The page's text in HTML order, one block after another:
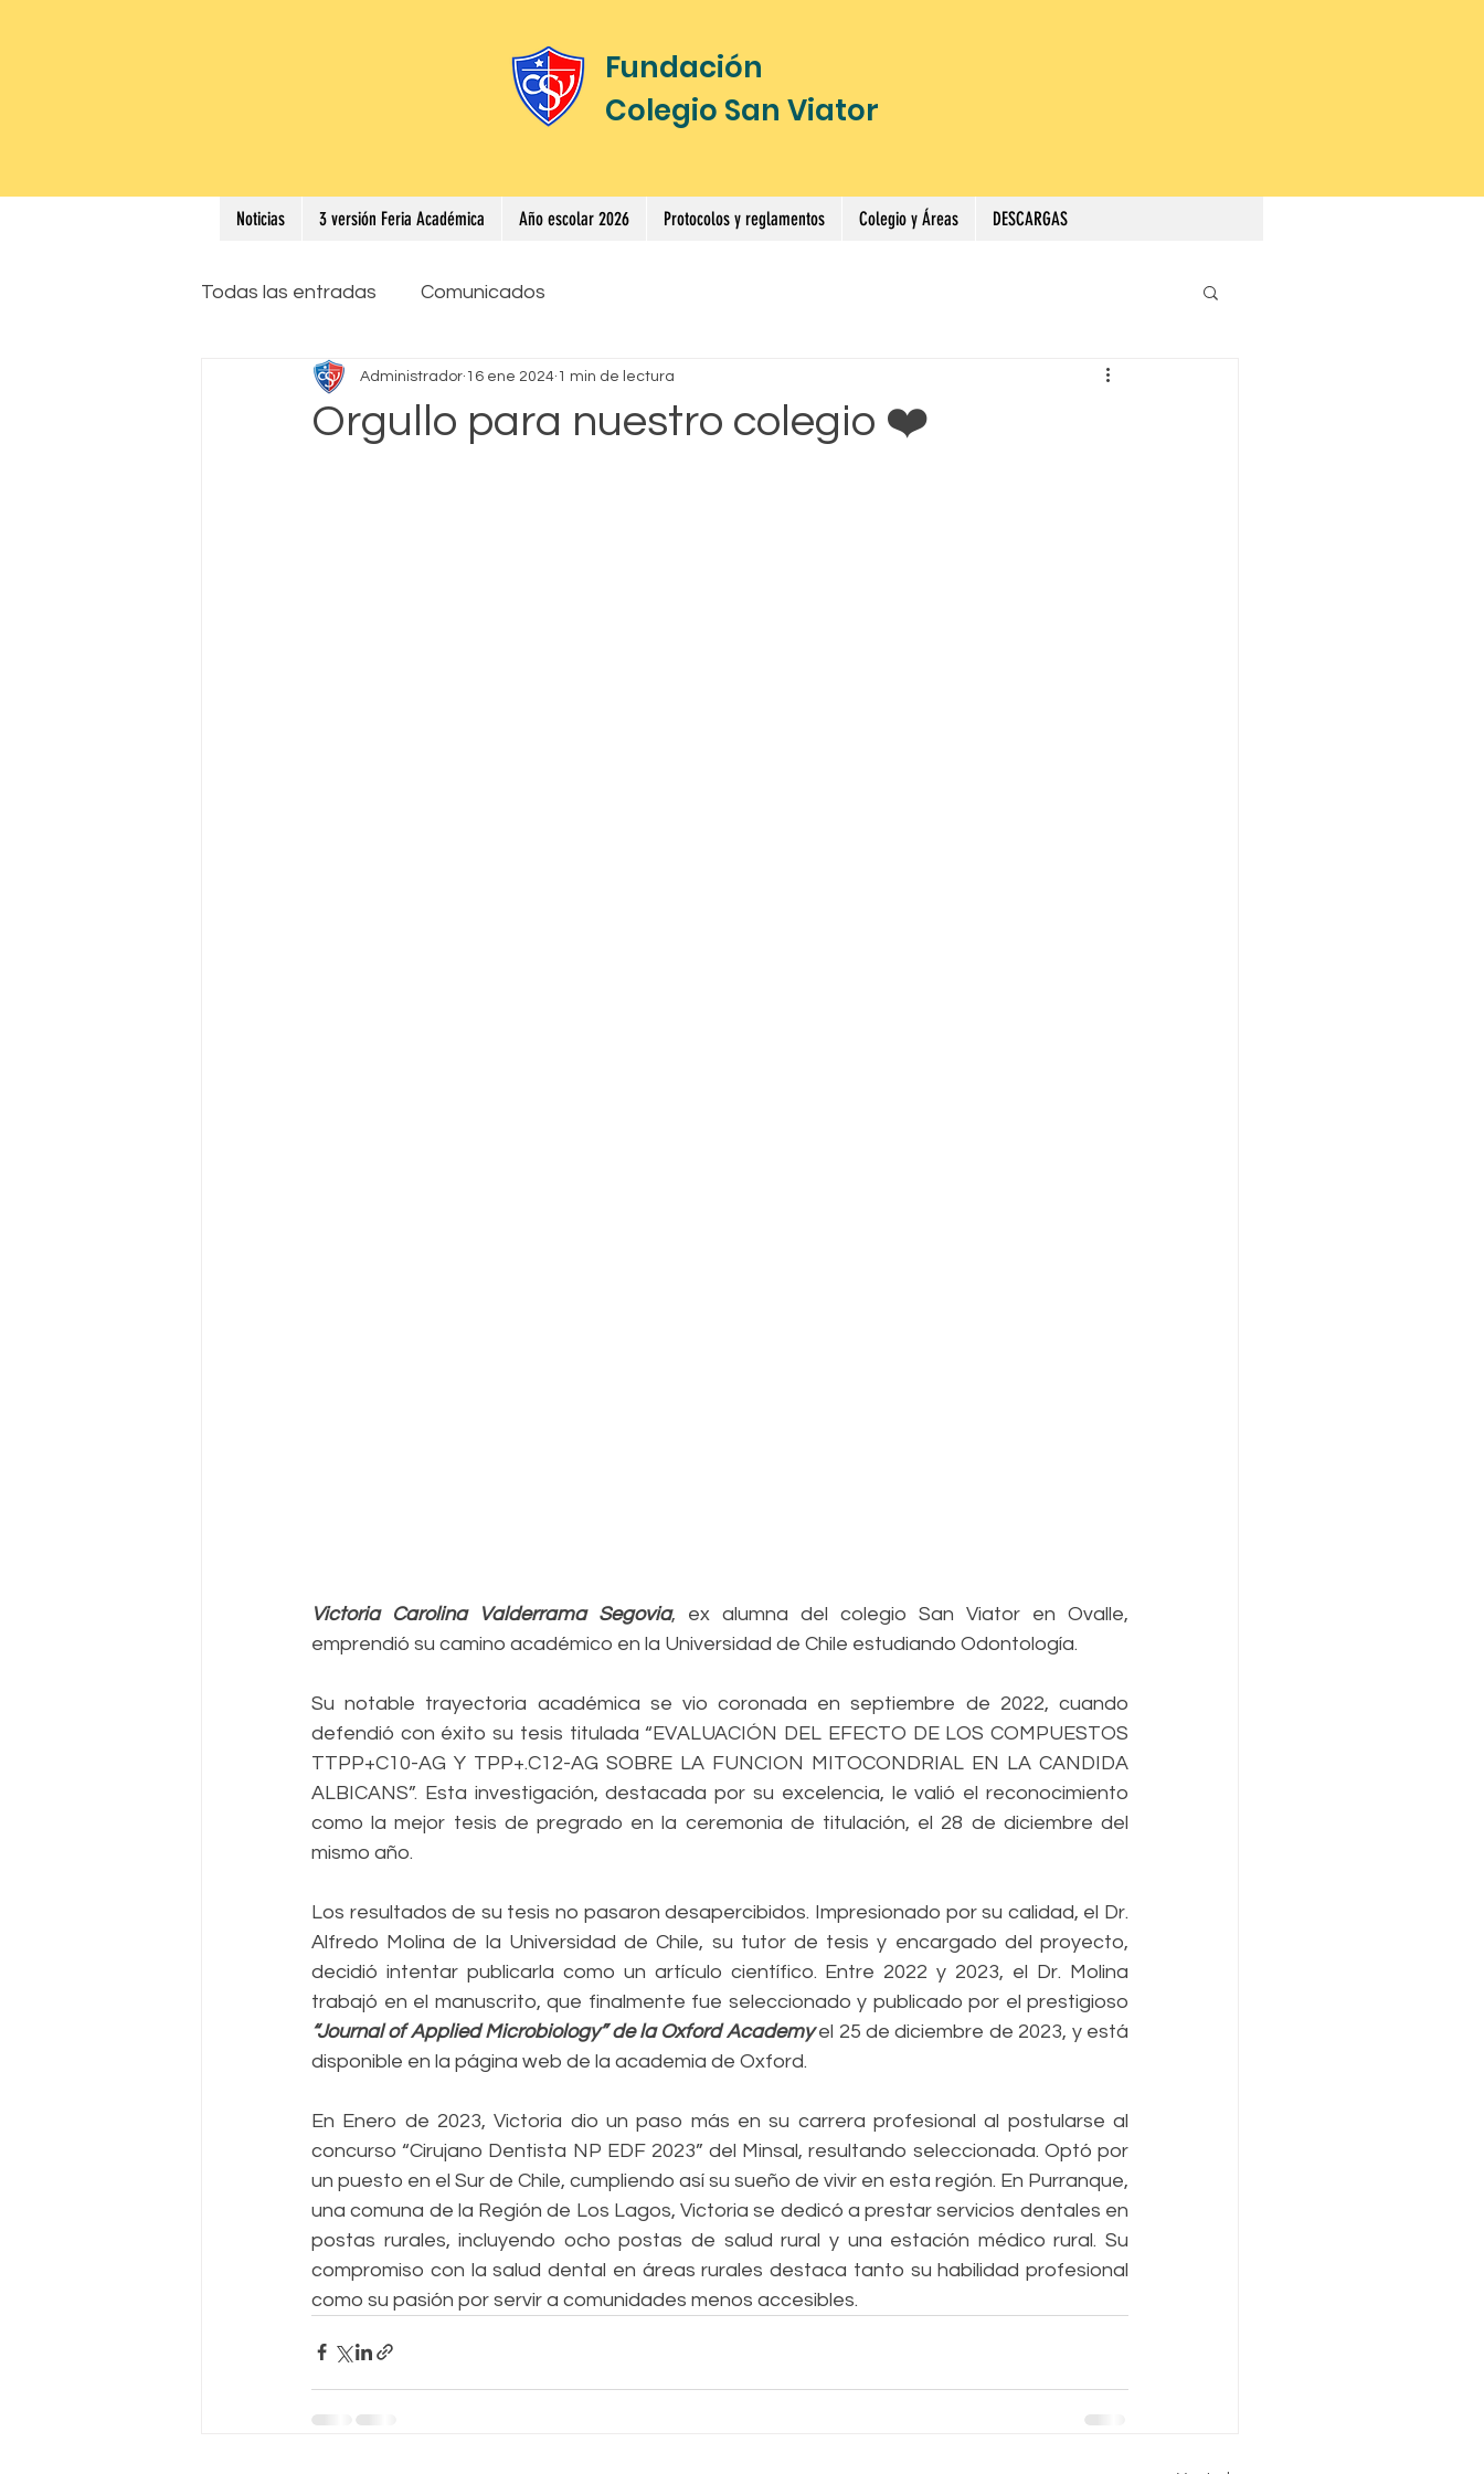
Fundación
Colegio San Viator
Noticias 3 versión Feria Académica Año escolar 2026 Protocolos y reglamentos Colegio y Áreas DESCARGAS
Todas las entradas Comunicados
Orgullo para nuestro colegio ❤️
Administrador 16 ene 2024 1 min de lectura
Victoria Carolina Valderrama Segovia, ex alumna del colegio San Viator en Ovalle,
emprendió su camino académico en la Universidad de Chile estudiando Odontología.
Su notable trayectoria académica se vio coronada en septiembre de 2022, cuando
defendió con éxito su tesis titulada “EVALUACIÓN DEL EFECTO DE LOS COMPUESTOS
TTPP+C10-AG Y TPP+.C12-AG SOBRE LA FUNCION MITOCONDRIAL EN LA CANDIDA
ALBICANS”. Esta investigación, destacada por su excelencia, le valió el reconocimiento
como la mejor tesis de pregrado en la ceremonia de titulación, el 28 de diciembre del
mismo año.
Los resultados de su tesis no pasaron desapercibidos. Impresionado por su calidad, el Dr.
Alfredo Molina de la Universidad de Chile, su tutor de tesis y encargado del proyecto,
decidió intentar publicarla como un artículo científico. Entre 2022 y 2023, el Dr. Molina
“Journal of Applied Microbiology” de la Oxford Academy el 25 de diciembre de 2023, y está
disponible en la página web de la academia de Oxford.
En Enero de 2023, Victoria dio un paso más en su carrera profesional al postularse al
concurso “Cirujano Dentista NP EDF 2023” del Minsal, resultando seleccionada. Optó por
un puesto en el Sur de Chile, cumpliendo así su sueño de vivir en esta región. En Purranque,
una comuna de la Región de Los Lagos, Victoria se dedicó a prestar servicios dentales en
postas rurales, incluyendo ocho postas de salud rural y una estación médico rural. Su
compromiso con la salud dental en áreas rurales destaca tanto su habilidad profesional
como su pasión por servir a comunidades menos accesibles.